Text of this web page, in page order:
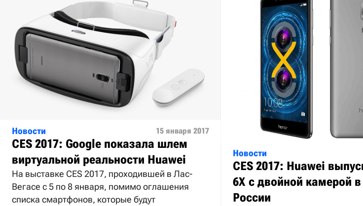
Новости 15 января 2017
CES 2017: Google показала шлем
виртуальной реальности Huawei
На выставке CES 2017, проходившей в Лас-
Вегасе с 5 по 8 января, помимо оглашения
списка смартфонов, которые будут
Новости
CES 2017: Huawei
6X с двойной камерой
России